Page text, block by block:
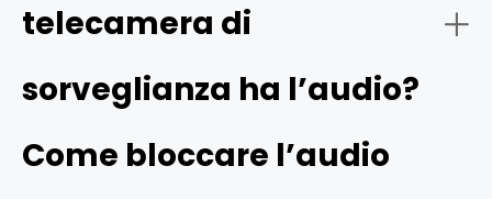
Telecamere di sicurezza con audio
telecamera di
sorveglianza ha l’audio?
Come bloccare l’audio